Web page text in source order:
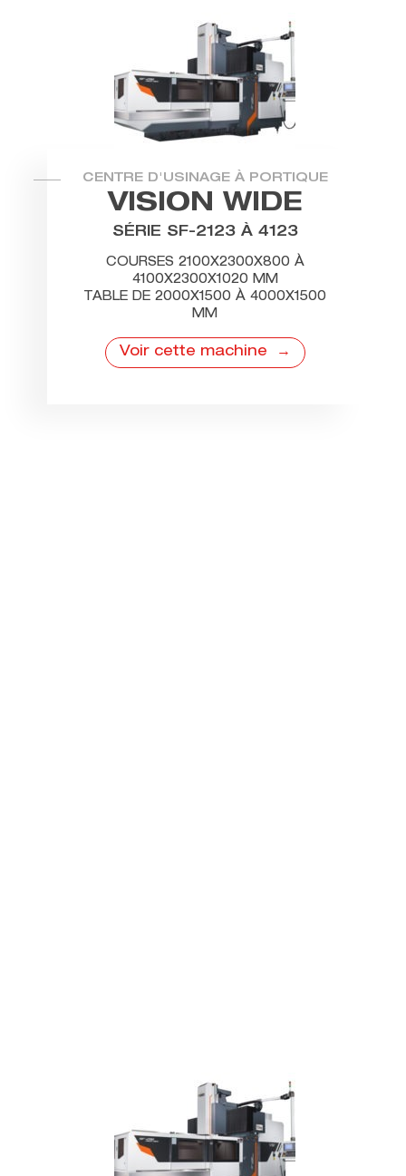
CENTRE D'USINAGE À PORTIQUE
VISION WIDE
SÉRIE SF-2123 À 4123
COURSES 2100X2300X800 À
4100X2300X1020 MM
TABLE DE 2000X1500 À 4000X1500
MM
Voir cette machine